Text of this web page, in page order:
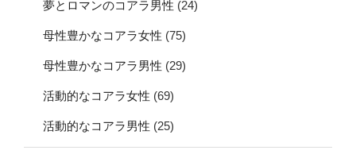
夢とロマンのコアラ男性 (24)
母性豊かなコアラ女性 (75)
母性豊かなコアラ男性 (29)
活動的なコアラ女性 (69)
活動的なコアラ男性 (25)